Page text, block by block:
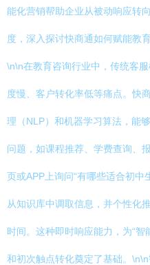
能化营销帮助企业从被动响应转
度，深入探讨快商通如何赋能教
\n\n在教育咨询行业中，传统客
度慢、客户转化率低等痛点。快
理（NLP）和机器学习算法，能
问题，如课程推荐、学费查询、
页或APP上询问“有哪些适合初中
从知识库中调取信息，并个性化
时间。这种即时响应能力，为“
和初次触点转化奠定了基础。